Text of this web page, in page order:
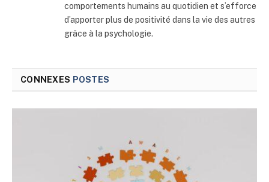
comportements humains au quotidien et s’efforce
d’apporter plus de positivité dans la vie des autres
grâce à la psychologie.
CONNEXES POSTES